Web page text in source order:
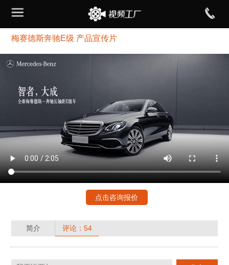
梅赛德斯奔驰E级 产品宣传片
点击咨询报价
简介 评论：54